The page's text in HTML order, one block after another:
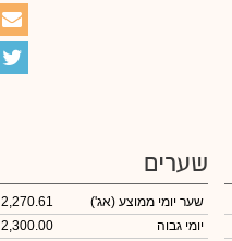
שערים
שער יומי ממוצע (אג')
2,270.61
יומי גבוה
2,300.00